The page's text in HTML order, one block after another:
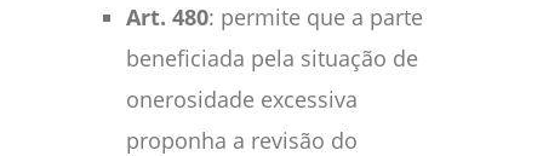
Art. 480: permite que a parte
beneficiada pela situação de
onerosidade excessiva
proponha a revisão do